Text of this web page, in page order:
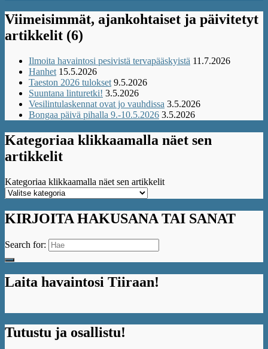
Viimeisimmät, ajankohtaiset ja päivitetyt
artikkelit (6)
Ilmoita havaintosi pesivistä tervapääskyistä 11.7.2026
Hanhet 15.5.2026
Taeston 2026 tulokset 9.5.2026
Suuntana linturetki! 3.5.2026
Vesilintulaskennat ovat jo vauhdissa 3.5.2026
Bongaa päivä pihalla 9.-10.5.2026 3.5.2026
Kategoriaa klikkaamalla näet sen
artikkelit
Kategoriaa klikkaamalla näet sen artikkelit
KIRJOITA HAKUSANA TAI SANAT
Search for:
Laita havaintosi Tiiraan!
Tutustu ja osallistu!